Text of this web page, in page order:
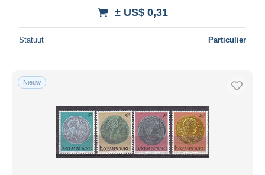
± US$ 0,31
Statuut Particulier
Nieuw